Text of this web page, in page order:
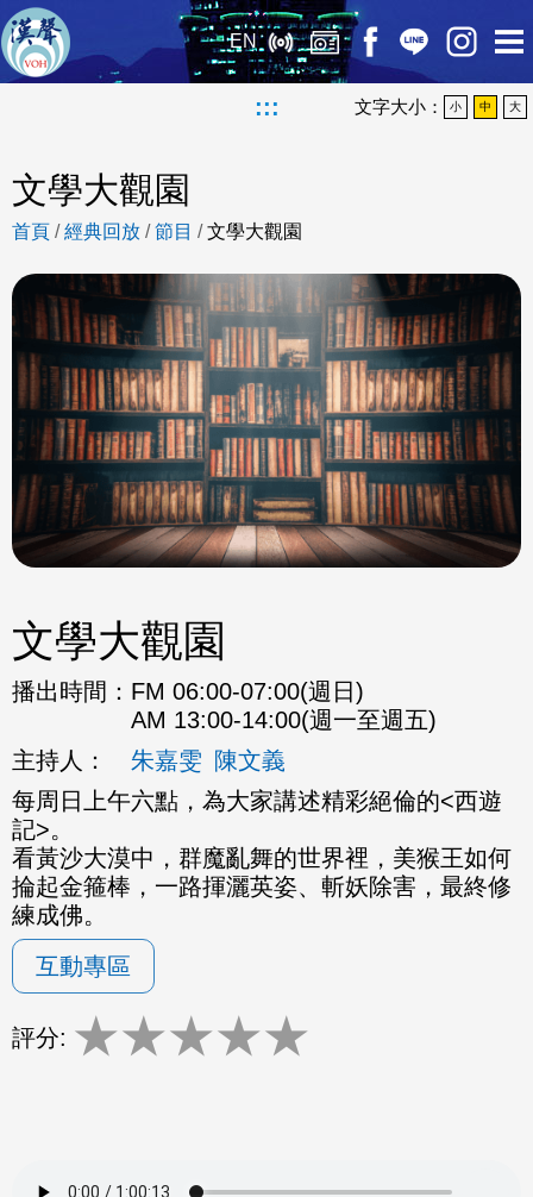
EN
::: 文字大小： 小 中 大
文學大觀園
首頁 /經典回放 /節目 /文學大觀園
文學大觀園
播出時間： FM 06:00-07:00(週日)
AM 13:00-14:00(週一至週五)
主持人：
朱嘉雯 陳文義
每周日上午六點，為大家講述精彩絕倫的<西遊
記>。
看黃沙大漠中，群魔亂舞的世界裡，美猴王如何
掄起金箍棒，一路揮灑英姿、斬妖除害，最終修
練成佛。
互動專區
評分: ★★★★★